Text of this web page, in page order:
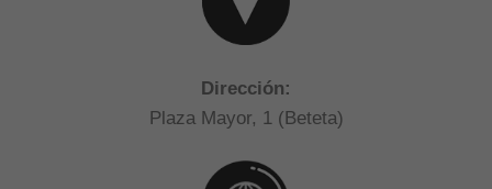
Dirección:
Plaza Mayor, 1 (Beteta)